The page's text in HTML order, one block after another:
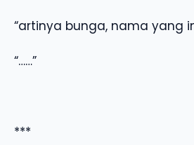
“artinya bunga, nama yang
“……”
***